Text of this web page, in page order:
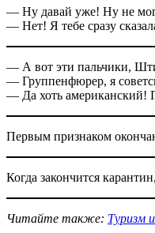
— Ну давай уже! Ну не
— Нет! Я тебе сразу
— А вот эти пальчики,
— Группенфюрер, я
— Да хоть американский!
Первым признаком
Когда закончится
Читайте также: Туризм